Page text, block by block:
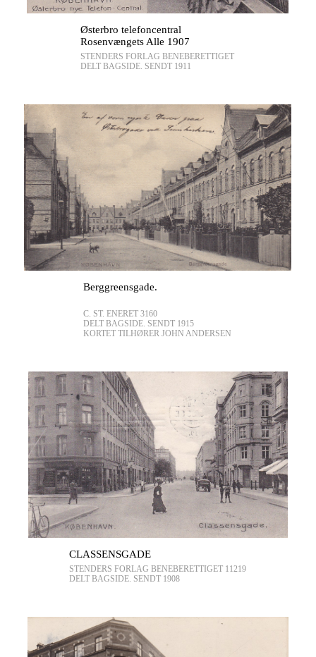
Østerbro telefoncentral
Rosenvængets Alle 1907
STENDERS FORLAG BENEBERETTIGET
DELT BAGSIDE. SENDT 1911
Berggreensgade.
C. ST. ENERET 3160
DELT BAGSIDE. SENDT 1915
KORTET TILHØRER JOHN ANDERSEN
CLASSENSGADE
STENDERS FORLAG BENEBERETTIGET 11219
DELT BAGSIDE. SENDT 1908